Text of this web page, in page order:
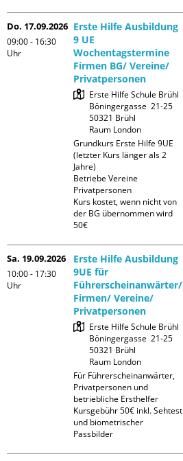
Do. 17.09.2026
09:00 - 16:30
Uhr
Erste Hilfe Ausbildung
9 UE
Wochentagstermine
Firmen BG/ Vereine/
Privatpersonen
Erste Hilfe Schule Brühl
Böningergasse  21-25
50321 Brühl
Raum London
Grundkurs Erste Hilfe 9UE
(letzter Kurs länger als 2
Jahre)
Betriebe Vereine
Privatpersonen
Kurs kostet, wenn nicht von
der BG übernommen wird
50€
Sa. 19.09.2026
10:00 - 17:30
Uhr
Erste Hilfe Ausbildung
9UE für
Führerscheinanwärter/
Firmen/ Vereine/
Privatpersonen
Erste Hilfe Schule Brühl
Böningergasse  21-25
50321 Brühl
Raum London
Für Führerscheinanwärter,
Privatpersonen und
betriebliche Ersthelfer
Kursgebühr 50€ inkl. Sehtest
und biometrischer
Passbilder